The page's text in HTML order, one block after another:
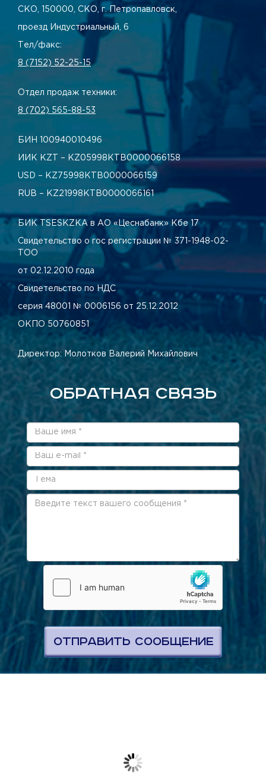
СКО, 150000, СКО, г. Петропавловск,
проезд Индустриальный, 6
Тел/факс:
8 (7152) 52-25-15
Отдел продаж техники:
8 (702) 565-88-53
БИН 100940010496
ИИК KZT – KZ05998КТВ0000066158
USD – KZ75998КТВ0000066159
RUB – KZ21998КТВ0000066161
БИК TSESKZKA в АО «Цеснабанк» Кбе 17
Свидетельство о гос регистрации № 371-1948-02-
ТОО
от 02.12.2010 года
Свидетельство по НДС
серия 48001 № 0006156 от 25.12.2012
ОКПО 50760851
Директор: Молотков Валерий Михайлович
ОБРАТНАЯ СВЯЗЬ